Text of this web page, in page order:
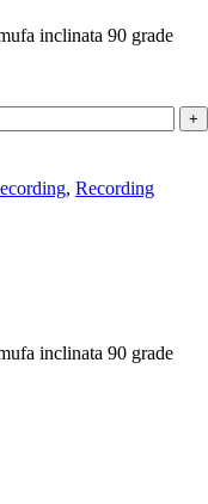
inclinata 90 grade
, Recording
inclinata 90 grade